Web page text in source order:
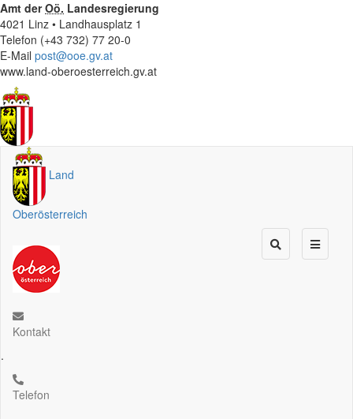
Amt derOö. Landesregierung
4021 Linz • Landhausplatz 1
Telefon (+43 732) 77 20-0
E-Mail post@ooe.gv.at
www.land-oberoesterreich.gv.at
Land
Oberösterreich
Kontakt
.
Telefon